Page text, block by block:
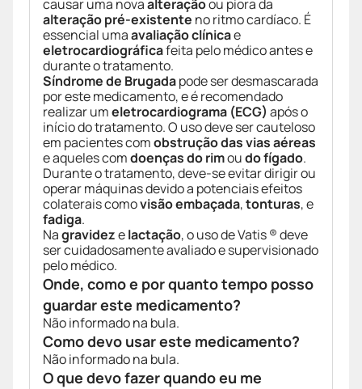
causar uma novaalteraçãoou piora da
alteração pré-existente no ritmo cardíaco. É
essencial umaavaliação clínicae
eletrocardiográficafeita pelo médico antes e
durante o tratamento.
Síndrome de Brugadapode ser desmascarada
por este medicamento, e é recomendado
realizar umeletrocardiograma (ECG) após o
início do tratamento. O uso deve ser cauteloso
em pacientes comobstrução das vias aéreas
e aqueles comdoenças do rimoudo fígado.
Durante o tratamento, deve-se evitar dirigir ou
operar máquinas devido a potenciais efeitos
colaterais comovisão embaçada,tonturas, e
fadiga.
Nagravidezelactação, o uso de Vatis ® deve
ser cuidadosamente avaliado e supervisionado
pelo médico.
Onde, como e por quanto tempo posso
guardar este medicamento?
Não informado na bula.
Como devo usar este medicamento?
Não informado na bula.
O que devo fazer quando eu me